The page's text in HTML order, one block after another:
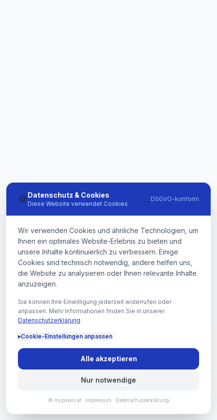
🍪Datenschutz & Cookies
Diese Website verwendet Cookies
DSGVO-konform
Wir verwenden Cookies und ähnliche Technologien, um
Ihnen ein optimales Website-Erlebnis zu bieten und
unsere Inhalte kontinuierlich zu verbessern. Einige
Cookies sind technisch notwendig, andere helfen uns,
die Website zu analysieren oder Ihnen relevante Inhalte
anzuzeigen.
Sie können Ihre Einwilligung jederzeit widerrufen oder
anpassen. Mehr Informationen finden Sie in unserer
Datenschutzerklärung.
▸Cookie-Einstellungen anpassen
Alle akzeptieren
Nur notwendige
© mypraxis.at · Impressum · Datenschutzerklärung